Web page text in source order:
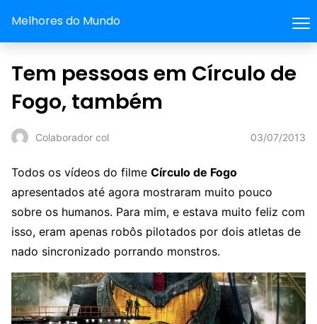
Melhores do Mundo
Tem pessoas em Círculo de
Fogo, também
Colaborador col 03/07/2013
Todos os vídeos do filme Círculo de Fogo
apresentados até agora mostraram muito pouco
sobre os humanos. Para mim, e estava muito feliz com
isso, eram apenas robôs pilotados por dois atletas de
nado sincronizado porrando monstros.